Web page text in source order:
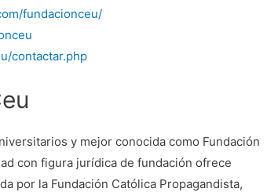
fundacionceu/
contactar.php
y mejor conocida como Fundación
con figura jurídica de fundación ofrece
por la Fundación Católica Propagandista,